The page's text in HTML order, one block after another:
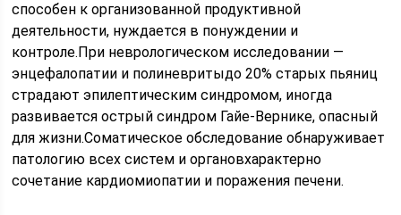
способен к организованной продуктивной
деятельности, нуждается в понуждении и
контроле.При неврологическом исследовании —
энцефалопатии и полиневритыдо 20% старых пьяниц
страдают эпилептическим синдромом, иногда
развивается острый синдром Гайе-Вернике, опасный
для жизни.Соматическое обследование обнаруживает
патологию всех систем и органовхарактерно
сочетание кардиомиопатии и поражения печени.